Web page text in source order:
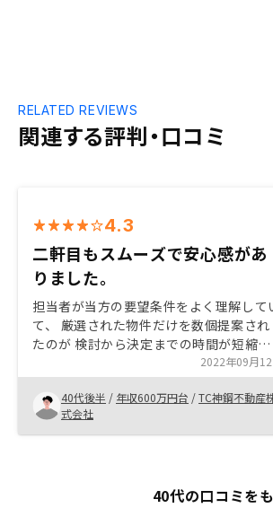
関連する評判・口コミ
RELATED REVIEWS
4.3
二軒目もスムーズで安心感があ
りました。
担当者が当方の要望条件をよく理解して
て、 厳選された物件だけを数個提案され
たのが 検討から決定までの時間が短縮で
きた理由だと思う。管理契約の条件は前
より悪くなったが、 退去さえなければ以
前のままであり、悪くなったら悪くなっ
と明確に説明できていたので 良しとし
た。概算でいいのでいくらで仕入れてい
2022年09月12
40代後半 / 年収600万円台 /TC神鋼不動産
式会社
40代の口コミを